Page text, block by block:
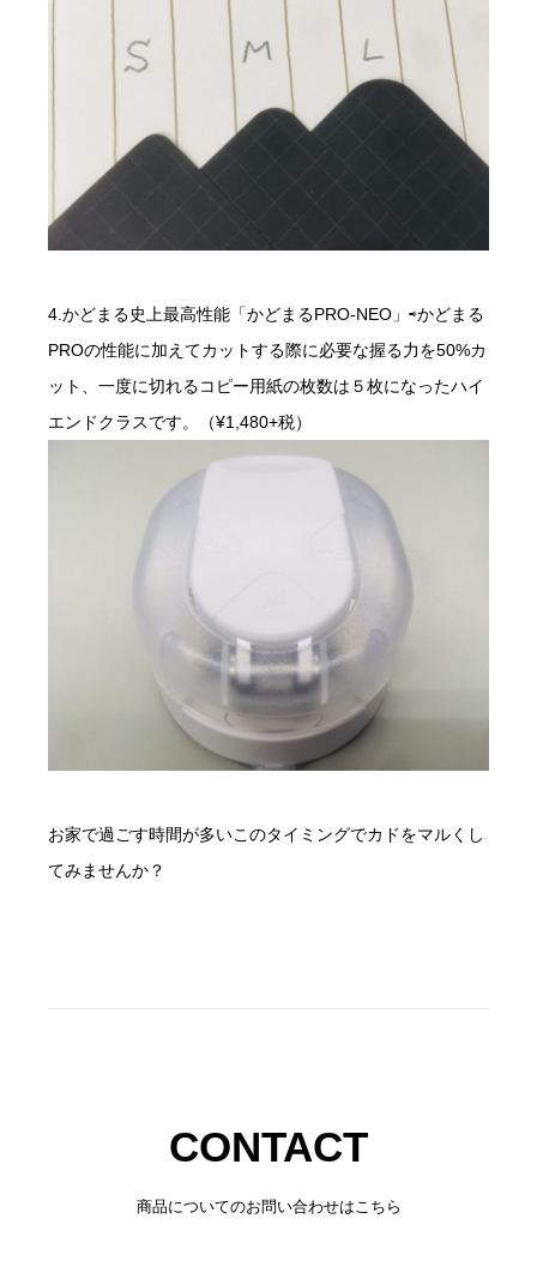
4.かどまる史上最高性能「かどまるPRO-NEO」⇨かどまる
PROの性能に加えてカットする際に必要な握る力を50%カ
ット、一度に切れるコピー用紙の枚数は５枚になったハイ
エンドクラスです。（¥1,480+税）
お家で過ごす時間が多いこのタイミングでカドをマルくし
てみませんか？
CONTACT
商品についてのお問い合わせはこちら